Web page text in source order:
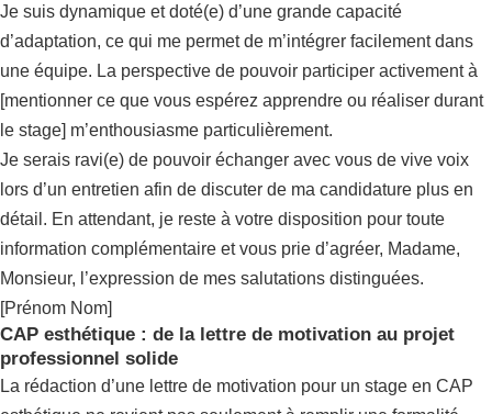
Je suis dynamique et doté(e) d’une grande capacité
d’adaptation, ce qui me permet de m’intégrer facilement dans
une équipe. La perspective de pouvoir participer activement à
[mentionner ce que vous espérez apprendre ou réaliser durant
le stage] m’enthousiasme particulièrement.
Je serais ravi(e) de pouvoir échanger avec vous de vive voix
lors d’un entretien afin de discuter de ma candidature plus en
détail. En attendant, je reste à votre disposition pour toute
information complémentaire et vous prie d’agréer, Madame,
Monsieur, l’expression de mes salutations distinguées.
[Prénom Nom]
CAP esthétique : de la lettre de motivation au projet
professionnel solide
La rédaction d’une lettre de motivation pour un stage en CAP